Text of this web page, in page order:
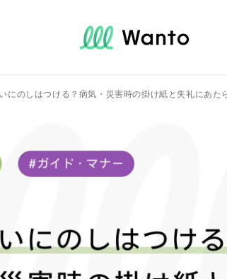
にのしはつける？病気・災害時の掛け紙と失礼にあた